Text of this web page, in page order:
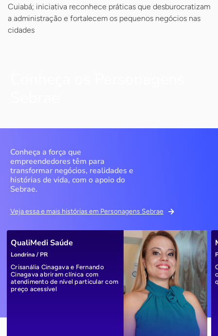
Cuiabá; iniciativa reconhece práticas que desburocratizam
a administração e fortalecem os pequenos negócios nas
cidades
Conheça a força que
empreendedores têm para
transformar negócios, realidades e
histórias de vida, com o apoio do
Sebrae.
Veja essa e mais histórias em Personagens Sebrae
QualiMedi Saúde
Londrina / PR
Crisanália Cinagava e Fernando
Cinagava abriram clínica com
atendimento de nível particular com
preço acessível